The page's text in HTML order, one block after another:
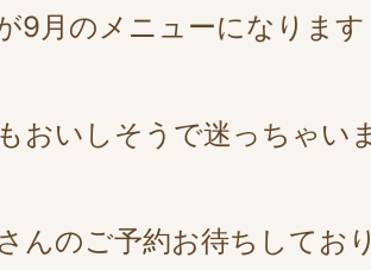
9月のメニューになります
おいしそうで迷っちゃい
んのご予約お待ちしてお